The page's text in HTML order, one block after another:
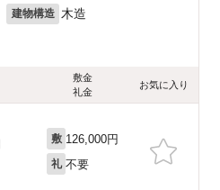
建物構造 木造
敷金
礼金
お気に入り
敷 126,000円
礼 不要